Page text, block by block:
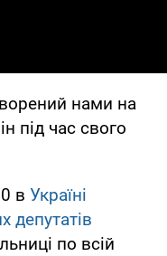
нами на
під час свого
в Україні
депутатів
по всій